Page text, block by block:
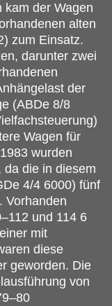
kam der Wagen
alten
zum Einsatz.
darunter zwei
der
(ABDe 8/8
Wagen für
wurden
da die in diesem
4/4 6000) fünf
Vorhanden
und 114 6
mit
diese
geworden. Die
von